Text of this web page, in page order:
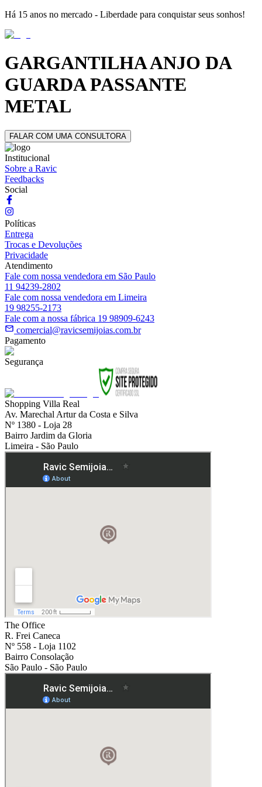
Há 15 anos no mercado - Liberdade para conquistar seus sonhos!
GARGANTILHA ANJO DA
GUARDA PASSANTE
METAL
FALAR COM UMA CONSULTORA
Institucional
Sobre a Ravic
Feedbacks
Social
Políticas
Entrega
Trocas e Devoluções
Privacidade
Atendimento
Fale com nossa vendedora em São Paulo
11 94239-2802
Fale com nossa vendedora em Limeira
19 98255-2173
Fale com a nossa fábrica 19 98909-6243
comercial@ravicsemijoias.com.br
Pagamento
Segurança
Shopping Villa Real
Av. Marechal Artur da Costa e Silva
Nº 1380 - Loja 28
Bairro Jardim da Gloria
Limeira - São Paulo
The Office
R. Frei Caneca
Nº 558 - Loja 1102
Bairro Consolação
São Paulo - São Paulo